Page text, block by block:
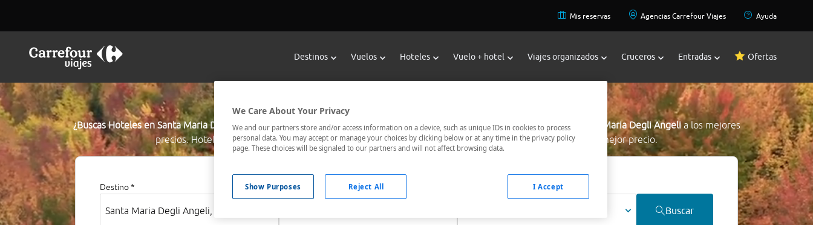
Mis reservas Agencias Carrefour Viajes Ayuda
Destinos Vuelos Hoteles Vuelo + hotel Viajes organizados Cruceros Entradas Ofertas
Reservar Hoteles en Santa Maria Degli Angeli
¿Buscas Hoteles en Santa Maria Degli Angeli?El buscador de hoteles de Viajes Carrefour te ofrecehoteles baratos en Santa Maria Degli Angelia los mejores
precios. Hoteles céntricos o los mejor comunicados, el hotel que busques nosotros te lo encontramos al mejor precio.
Destino * Fechas *
Buscar
We Care About Your Privacy
We and our partners store and/or access information on a device, such as unique IDs in cookies to process
personal data. You may accept or manage your choices by clicking below or at any time in the privacy policy
page. These choices will be signaled to our partners and will not affect browsing data.
Show Purposes Reject All I Accept